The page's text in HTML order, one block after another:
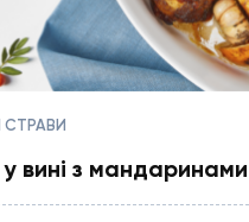
СТРАВИ
вині з мандаринами